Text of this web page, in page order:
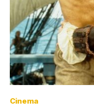
Cinema